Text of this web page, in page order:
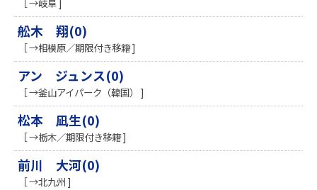
［ →岐阜 ]
舩木 翔(0)
［ →相模原／期限付き移籍 ]
アン ジュンス(0)
［ →釜山アイパーク（韓国） ]
松本 凪生(0)
［ →栃木／期限付き移籍 ]
前川 大河(0)
［ →北九州 ]